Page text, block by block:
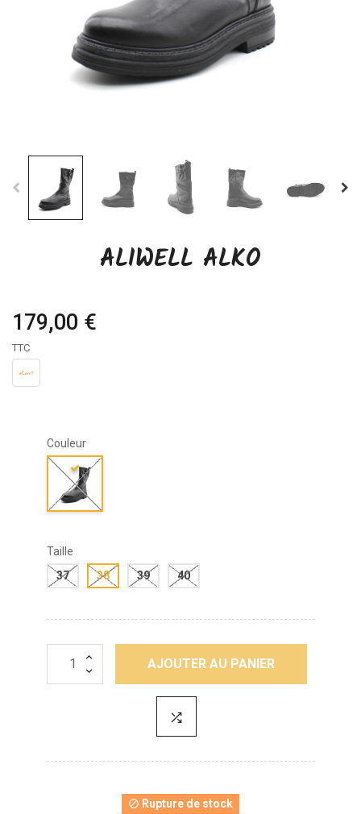
ALIWELL ALKO
179,00 €
TTC
Couleur
Taille
37
38 39 40
AJOUTER AU PANIER
 Rupture de stock